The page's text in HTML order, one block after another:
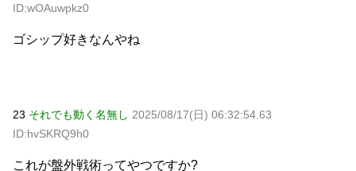
ID:wOAuwpkz0
ゴシップ好きなんやね
23 それでも動く名無し 2025/08/17(日) 06:32:54.63
ID:hvSKRQ9h0
これが盤外戦術ってやつですか?